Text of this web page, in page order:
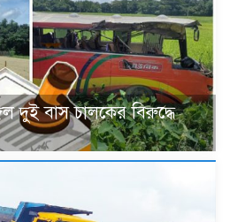
দুই বাস চালকের বিরুদ্ধে